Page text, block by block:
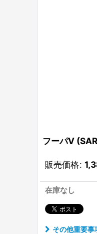
フーパV
販売価格:
在庫なし
その他重要事